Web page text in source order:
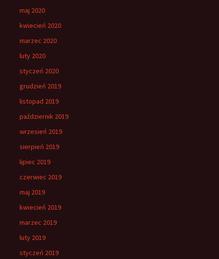
maj 2020
kwiecień 2020
marzec 2020
luty 2020
styczeń 2020
grudzień 2019
listopad 2019
październik 2019
wrzesień 2019
sierpień 2019
lipiec 2019
czerwiec 2019
maj 2019
kwiecień 2019
marzec 2019
luty 2019
styczeń 2019